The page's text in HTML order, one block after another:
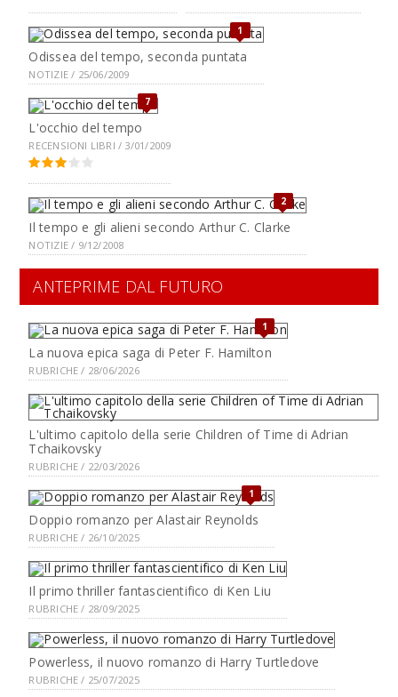
1
Odissea del tempo, seconda puntata
NOTIZIE / 25/06/2009
7
L'occhio del tempo
RECENSIONI LIBRI / 3/01/2009
2
Il tempo e gli alieni secondo Arthur C. Clarke
NOTIZIE / 9/12/2008
ANTEPRIME DAL FUTURO
1
La nuova epica saga di Peter F. Hamilton
RUBRICHE / 28/06/2026
L'ultimo capitolo della serie Children of Time di Adrian
Tchaikovsky
RUBRICHE / 22/03/2026
1
Doppio romanzo per Alastair Reynolds
RUBRICHE / 26/10/2025
Il primo thriller fantascientifico di Ken Liu
RUBRICHE / 28/09/2025
Powerless, il nuovo romanzo di Harry Turtledove
RUBRICHE / 25/07/2025